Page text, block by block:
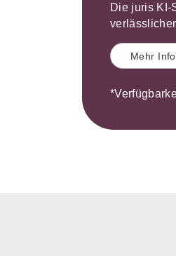
Die juris KI-
Mehr